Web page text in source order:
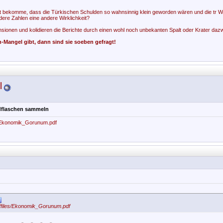
bekomme, dass die Türkischen Schulden so wahnsinnig klein geworden wären und die tr
Zahlen eine andere Wirklichkeit?
und kolidieren die Berichte durch einen wohl noch unbekanten Spalt oder Krater
Mangel gibt, dann sind sie soeben gefragt!
sammeln
Ekonomik_Gorunum.pdf